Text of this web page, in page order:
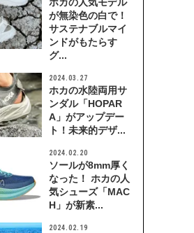
が無染色の白で！
サステナブルマイ
ンドがもたらす
グ...
2024.03.27
ホカの水陸両用サ
ンダル「HOPAR
A」がアップデー
ト！未来的デザ...
2024.02.20
ソールが8mm厚く
なった！ ホカの人
気シューズ「MAC
H」が新素...
2024.02.19